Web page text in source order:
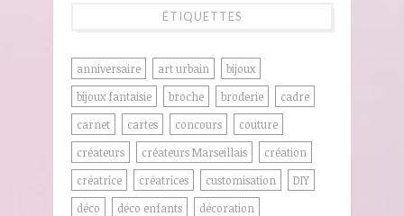
ÉTIQUETTES
anniversaire art urbain
bijoux
bijoux fantaisie
broche broderie
cadre
carnet
cartes concours
couture
créateurs
créateurs Marseillais
création
créatrice
créatrices customisation
DIY
déco
déco enfants
décoration